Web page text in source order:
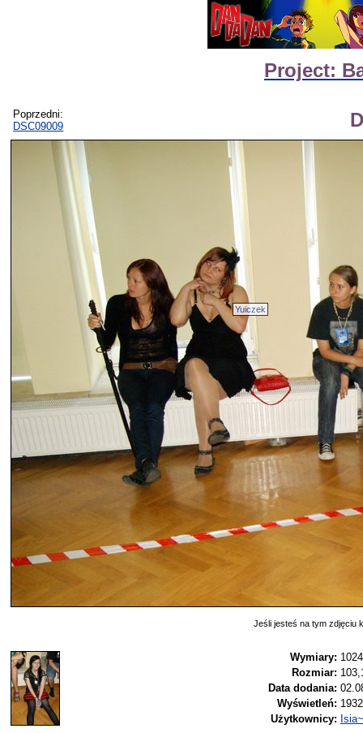
Project:
Poprzedni:
DSC09009
Yuiczek
Jeśli jesteś na tym zdjęciu
Wymiary:
Rozmiar:
Data dodania:
Wyświetleń: 1932
Użytkownicy: Isia~